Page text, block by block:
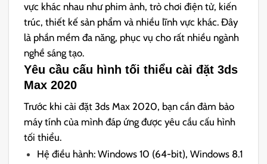
vực khác nhau như phim ảnh, trò chơi điện tử, kiến
trúc, thiết kế sản phẩm và nhiều lĩnh vực khác. Đây
là phần mềm đa năng, phục vụ cho rất nhiều ngành
nghề sáng tạo.
Yêu cầu cấu hình tối thiểu cài đặt 3ds
Max 2020
Trước khi cài đặt 3ds Max 2020, bạn cần đảm bảo
máy tính của mình đáp ứng được yêu cầu cấu hình
tối thiểu.
Hệ điều hành: Windows 10 (64-bit), Windows 8.1